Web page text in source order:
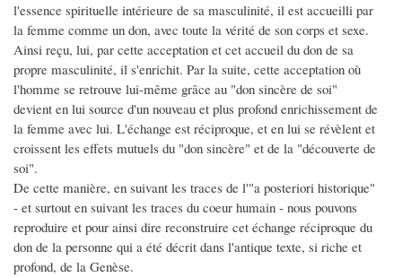
l'essence spirituelle intérieure de sa masculinité, il est accueilli par
la femme comme un don, avec toute la vérité de son corps et sexe.
Ainsi reçu, lui, par cette acceptation et cet accueil du don de sa
propre masculinité, il s'enrichit. Par la suite, cette acceptation où
l'homme se retrouve lui-même grâce au "don sincère de soi"
devient en lui source d'un nouveau et plus profond enrichissement de
la femme avec lui. L'échange est réciproque, et en lui se révèlent et
croissent les effets mutuels du "don sincère" et de la "découverte de
soi".
De cette manière, en suivant les traces de l'"a posteriori historique"
- et surtout en suivant les traces du coeur humain - nous pouvons
reproduire et pour ainsi dire reconstruire cet échange réciproque du
don de la personne qui a été décrit dans l'antique texte, si riche et
profond, de la Genèse.